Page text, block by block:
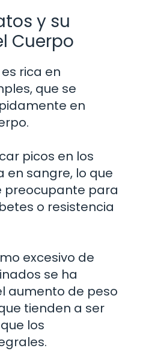
y su
Cuerpo
rica en
que se
en
picos en los
en sangre, lo que
preocupante para
o resistencia
excesivo de
se ha
aumento de peso
tienden a ser
los